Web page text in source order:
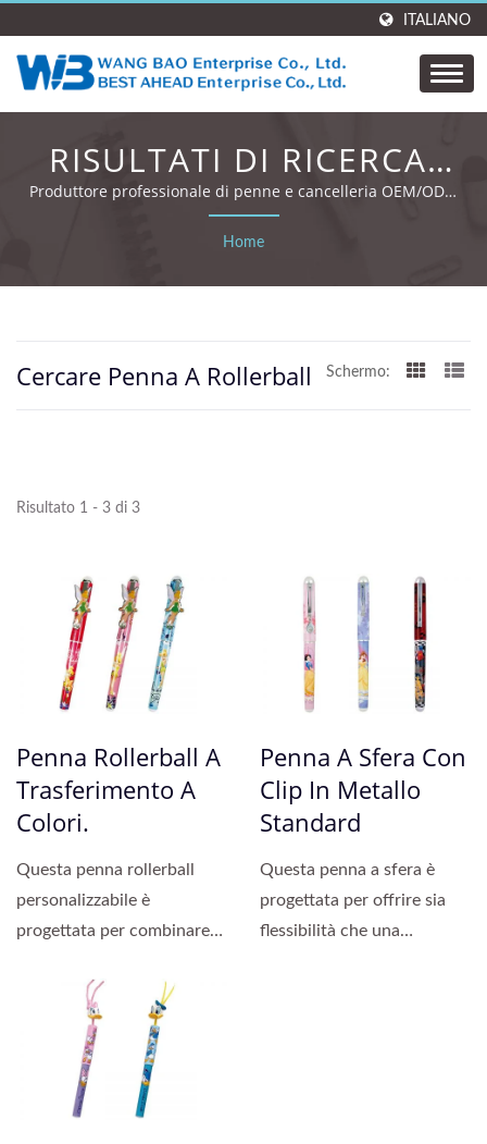
ITALIANO
RISULTATI DI RICERCA:
PENNA A ROLLERBALL |
WANG BAO ENTERPRISE.
CO., LTD.
Produttore professionale di penne e cancelleria OEM/ODM
con 35 anni di esperienza e certificazioni globali.
Home
Cercare Penna A Rollerball Schermo:
Risultato 1 - 3 di 3
Penna Rollerball A
Trasferimento A
Colori.
Questa penna rollerball
personalizzabile è
progettata per combinare
Penna A Sfera Con
Clip In Metallo
Standard
Questa penna a sfera è
progettata per offrire sia
flessibilità che una